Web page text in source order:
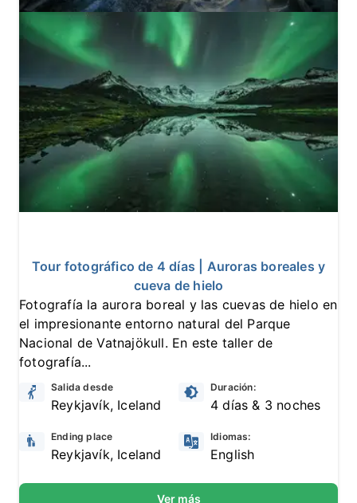
Tour fotográfico de 4 días | Auroras boreales y
cueva de hielo
Fotografía la aurora boreal y las cuevas de hielo en
el impresionante entorno natural del Parque
Nacional de Vatnajökull. En este taller de
fotografía...
Salida desde
Reykjavík, Iceland
Duración:
4 días & 3 noches
Ending place
Reykjavík, Iceland
Idiomas:
English
Ver más